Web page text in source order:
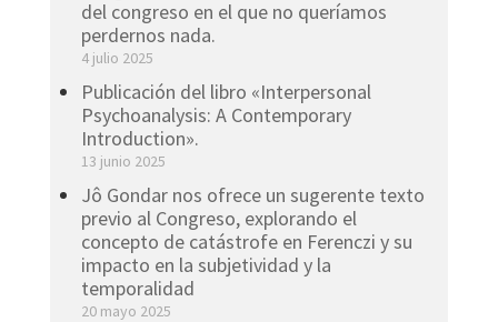
del congreso en el que no queríamos
perdernos nada.
4 julio 2025
Publicación del libro «Interpersonal
Psychoanalysis: A Contemporary
Introduction».
13 junio 2025
Jô Gondar nos ofrece un sugerente texto
previo al Congreso, explorando el
concepto de catástrofe en Ferenczi y su
impacto en la subjetividad y la
temporalidad
20 mayo 2025